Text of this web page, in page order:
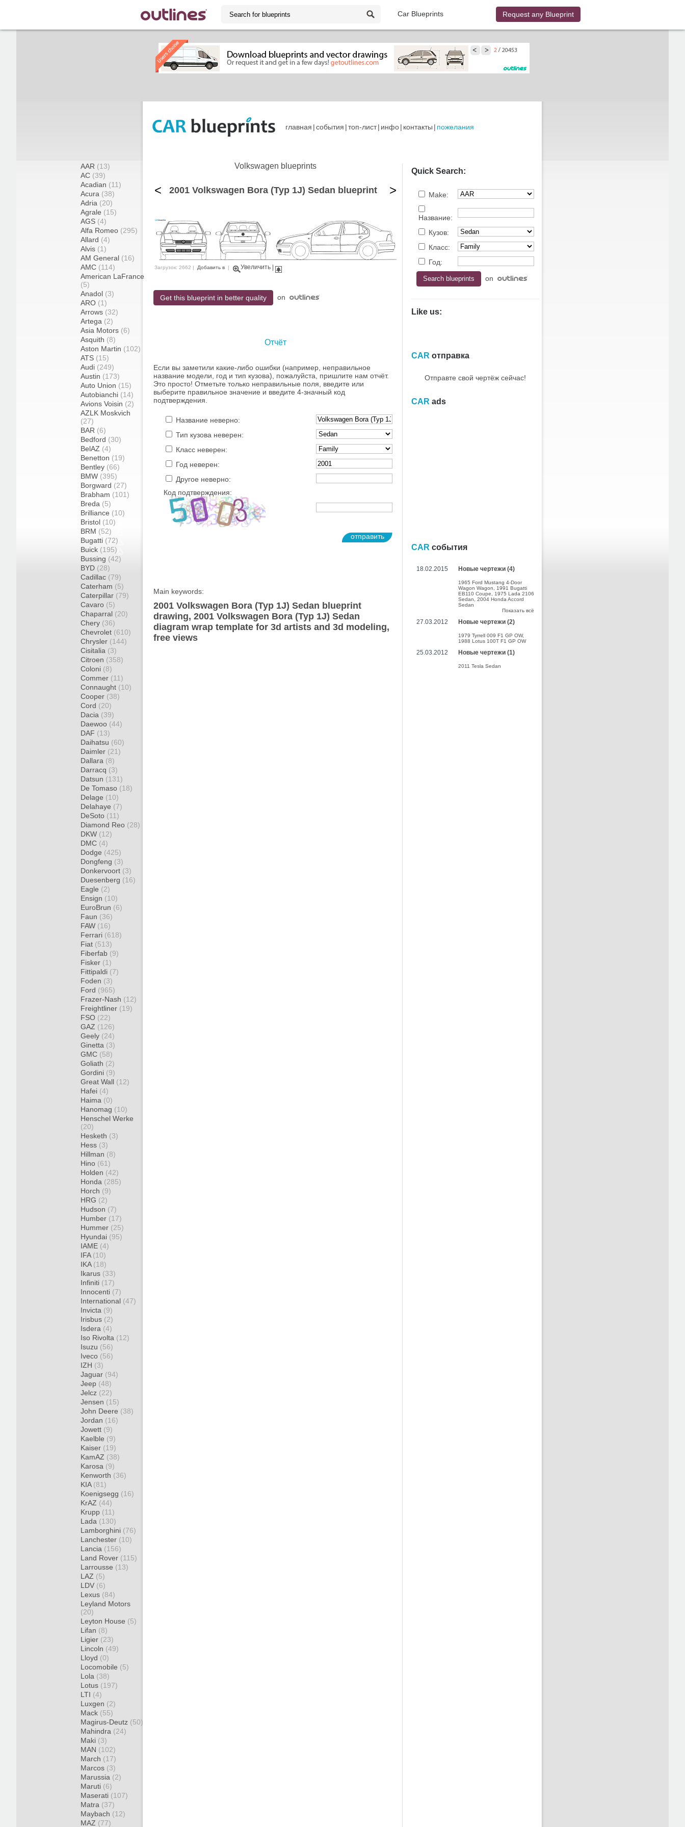
Car Blueprints Request any Blueprint
главная |события |топ-лист| инфо| контакты | пожелания
AAR (13)
AC (39)
Acadian (11)
Acura (38)
Adria (20)
Agrale (15)
AGS (4)
Alfa Romeo (295)
Allard (4)
Alvis (1)
AM General (16)
AMC (114)
American LaFrance
(5)
Anadol (3)
ARO (1)
Arrows (32)
Artega (2)
Asia Motors (6)
Asquith (8)
Aston Martin (102)
ATS (15)
Audi (249)
Austin (173)
Auto Union (15)
Autobianchi (14)
Avions Voisin (2)
AZLK Moskvich
(27)
BAR (6)
Bedford (30)
BelAZ (4)
Benetton (19)
Bentley (66)
BMW (395)
Borgward (27)
Brabham (101)
Breda (5)
Brilliance (10)
Bristol (10)
BRM (52)
Bugatti (72)
Buick (195)
Bussing (42)
BYD (28)
Cadillac (79)
Caterham (5)
Caterpillar (79)
Cavaro (5)
Chaparral (20)
Chery (36)
Chevrolet (610)
Chrysler (144)
Cisitalia (3)
Citroen (358)
Coloni (8)
Commer (11)
Connaught (10)
Cooper (38)
Cord (20)
Dacia (39)
Daewoo (44)
DAF (13)
Daihatsu (60)
Daimler (21)
Dallara (8)
Darracq (3)
Datsun (131)
De Tomaso (18)
Delage (10)
Delahaye (7)
DeSoto (11)
Diamond Reo (28)
DKW (12)
DMC (4)
Dodge (425)
Dongfeng (3)
Donkervoort (3)
Duesenberg (16)
Eagle (2)
Ensign (10)
EuroBrun (6)
Faun (36)
FAW (16)
Ferrari (618)
Fiat (513)
Fiberfab (9)
Fisker (1)
Fittipaldi (7)
Foden (3)
Ford (965)
Frazer-Nash (12)
Freightliner (19)
FSO (22)
GAZ (126)
Geely (24)
Ginetta (3)
GMC (58)
Goliath (2)
Gordini (9)
Great Wall (12)
Hafei (4)
Haima (0)
Hanomag (10)
Henschel Werke
(20)
Hesketh (3)
Hess (3)
Hillman (8)
Hino (61)
Holden (42)
Honda (285)
Horch (9)
HRG (2)
Hudson (7)
Humber (17)
Hummer (25)
Hyundai (95)
IAME (4)
IFA (10)
IKA (18)
Ikarus (33)
Infiniti (17)
Innocenti (7)
International (47)
Invicta (9)
Irisbus (2)
Isdera (4)
Iso Rivolta (12)
Isuzu (56)
Iveco (56)
IZH (3)
Jaguar (94)
Jeep (48)
Jelcz (22)
Jensen (15)
John Deere (38)
Jordan (16)
Jowett (9)
Kaelble (9)
Kaiser (19)
KamAZ (38)
Karosa (9)
Kenworth (36)
KIA (81)
Koenigsegg (16)
KrAZ (44)
Krupp (11)
Lada (130)
Lamborghini (76)
Lanchester (10)
Lancia (156)
Land Rover (115)
Larrousse (13)
LAZ (5)
LDV (6)
Lexus (84)
Leyland Motors
(20)
Leyton House (5)
Lifan (8)
Ligier (23)
Lincoln (49)
Lloyd (0)
Locomobile (5)
Lola (38)
Lotus (197)
LTI (4)
Luxgen (2)
Mack (55)
Magirus-Deutz (50)
Mahindra (24)
Maki (3)
MAN (102)
March (17)
Marcos (3)
Marussia (2)
Maruti (6)
Maserati (107)
Matra (37)
Maybach (12)
MAZ (77)
Volkswagen blueprints
< 2001 Volkswagen Bora (Typ 1J) Sedan blueprint >
Загрузок: 2662 | Добавить в | Увеличить
Get this blueprint in better quality on
Отчёт
Если вы заметили какие-либо ошибки (например, неправильное
название модели, год и тип кузова), пожалуйста, пришлите нам отчёт.
Это просто! Отметьте только неправильные поля, введите или
выберите правильное значение и введите 4-значный код
подтверждения.
Название неверно:
Тип кузова неверен:
Класс неверен:
Год неверен:
Другое неверно:
Код подтверждения:
отправить
Main keywords:
2001 Volkswagen Bora (Typ 1J) Sedan blueprint
drawing, 2001 Volkswagen Bora (Typ 1J) Sedan
diagram wrap template for 3d artists and 3d modeling,
free views
Quick Search:
Make:
Название:
Кузов:
Класс:
Год:
on
Like us:
CAR отправка
Отправте свой чертёж сейчас!
CAR ads
CAR события
18.02.2015 Новые чертежи (4)
1965 Ford Mustang 4-Door
Wagon Wagon
1991 Bugatti
EB110 Coupe
1975 Lada 2106
Sedan
2004 Honda Accord
Sedan
Показать всё
27.03.2012 Новые чертежи (2)
1979 Tyrrell 009 F1 GP OW,
1988 Lotus 100T F1 GP OW
25.03.2012 Новые чертежи (1)
2011 Tesla Sedan